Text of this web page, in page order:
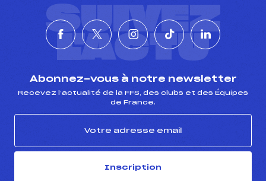
SUIVEZ
L'ACTU
Abonnez-vous à notre newsletter
Recevez l’actualité de la FFS, des clubs et des Équipes
de France.
Inscription